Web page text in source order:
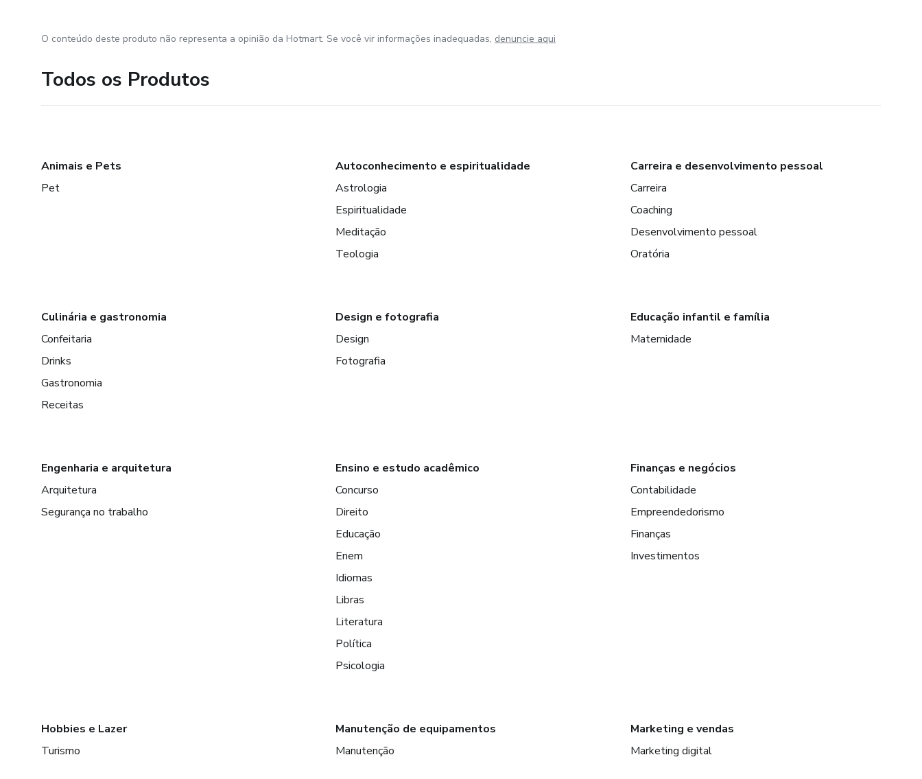
O conteúdo deste produto não representa a opinião da Hotmart. Se você vir informações inadequadas, denuncie aqui
Todos os Produtos
Animais e Pets
Pet
Autoconhecimento e espiritualidade
Astrologia
Espiritualidade
Meditação
Teologia
Carreira e desenvolvimento pessoal
Carreira
Coaching
Desenvolvimento pessoal
Oratória
Culinária e gastronomia
Confeitaria
Drinks
Gastronomia
Receitas
Design e fotografia
Design
Fotografia
Educação infantil e família
Maternidade
Engenharia e arquitetura
Arquitetura
Segurança no trabalho
Ensino e estudo acadêmico
Concurso
Direito
Educação
Enem
Idiomas
Libras
Literatura
Política
Psicologia
Finanças e negócios
Contabilidade
Empreendedorismo
Finanças
Investimentos
Hobbies e Lazer
Turismo
Manutenção de equipamentos
Manutenção
Marketing e vendas
Marketing digital